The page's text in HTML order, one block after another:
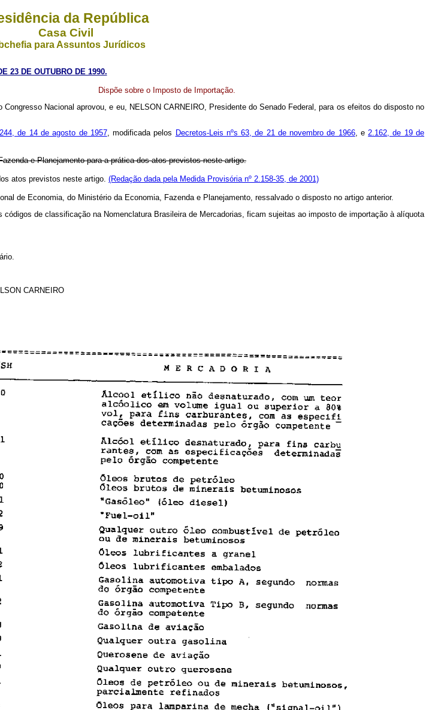
da República
Casa Civil
para Assuntos Jurídicos
23 DE OUTUBRO DE 1990.
Dispõe sobre o Imposto de Importação.
Nacional aprovou, e eu, NELSON CARNEIRO, Presidente do Senado Federal, para os efeitos do disposto no
de 14 de agosto de 1957, modificada pelos Decretos-Leis nºs 63, de 21 de novembro de 1966, e2.162, de 19 de
e Planejamento para a prática dos atos previstos neste artigo.
atos previstos neste artigo. (Redação dada pela Medida Provisória nº 2.158-35, de 2001)
de Economia, do Ministério da Economia, Fazenda e Planejamento, ressalvado o disposto no artigo anterior.
de classificação na Nomenclatura Brasileira de Mercadorias, ficam sujeitas ao imposto de importação à alíquota
CARNEIRO